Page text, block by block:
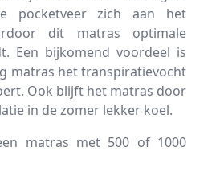
pocketveer zich aan het
dit matras optimale
Een bijkomend voordeel is
matras het transpiratievocht
Ook blijft het matras door
in de zomer lekker koel.
matras met 500 of 1000